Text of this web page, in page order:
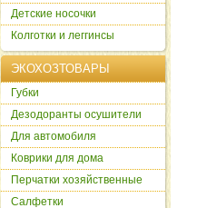
Детские носочки
Колготки и леггинсы
ЭКОХОЗТОВАРЫ
Губки
Дезодоранты осушители
Для автомобиля
Коврики для дома
Перчатки хозяйственные
Салфетки